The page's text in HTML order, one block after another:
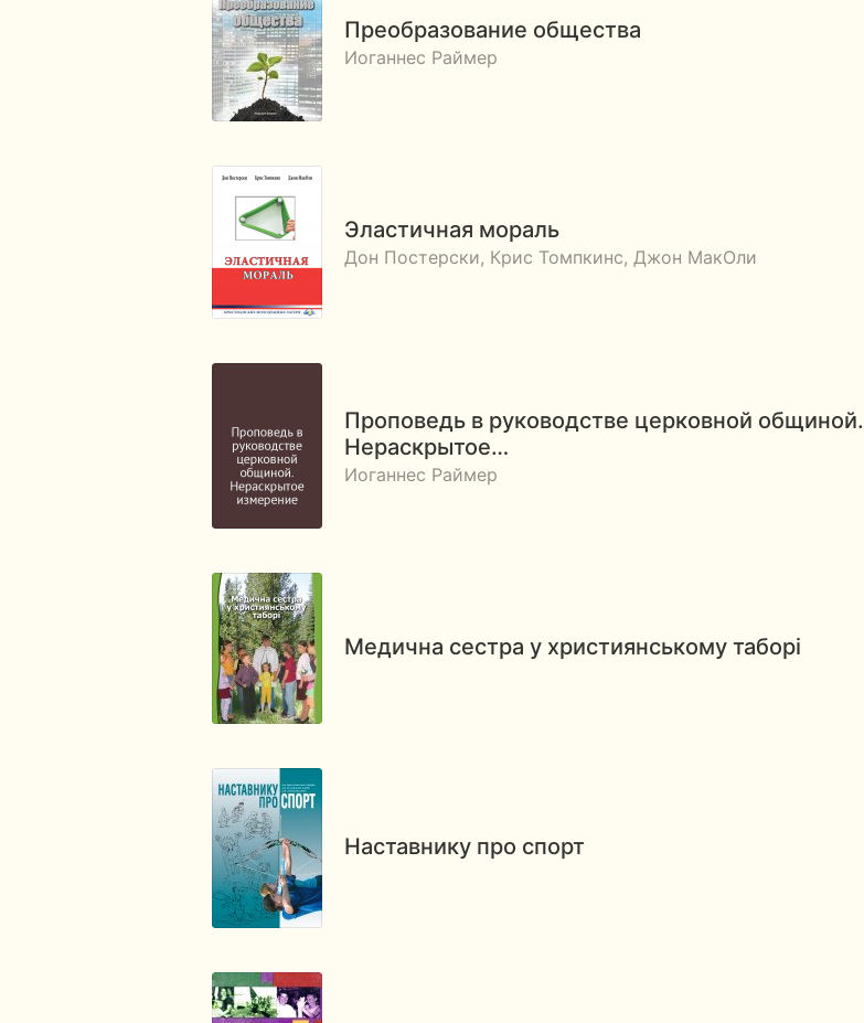
Преобразование общества
Иоганнес Раймер
Эластичная мораль
Дон Постерски, Крис Томпкинс, Джон МакОли
Проповедь в руководстве церковной общиной.
Нераскрытое…
Иоганнес Раймер
Медична сестра у християнському таборі
Наставнику про спорт